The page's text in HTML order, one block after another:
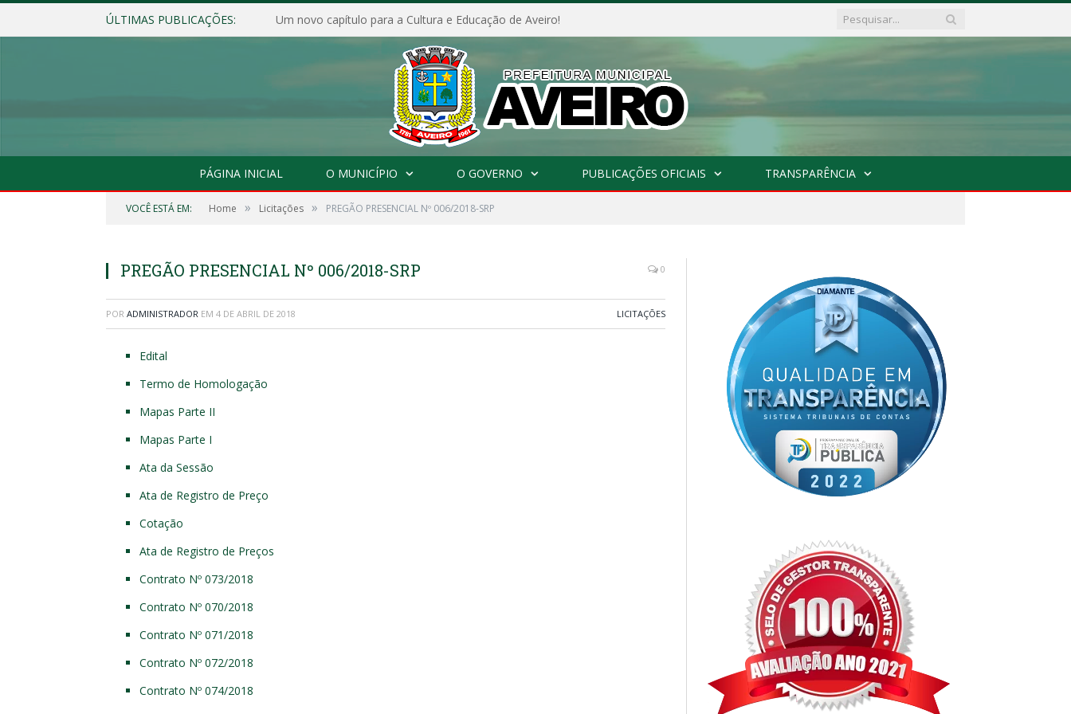
ÚLTIMAS PUBLICAÇÕES: Um novo capítulo para a Cultura e Educação de Aveiro!
PÁGINA INICIAL O MUNICÍPIO O GOVERNO PUBLICAÇÕES OFICIAIS TRANSPARÊNCIA
VOCÊ ESTÁ EM: Home » Licitações » PREGÃO PRESENCIAL Nº 006/2018-SRP
PREGÃO PRESENCIAL Nº 006/2018-SRP 0
POR ADMINISTRADOR EM 4 DE ABRIL DE 2018 LICITAÇÕES
Edital
Termo de Homologação
Mapas Parte II
Mapas Parte I
Ata da Sessão
Ata de Registro de Preço
Cotação
Ata de Registro de Preços
Contrato Nº 073/2018
Contrato Nº 070/2018
Contrato Nº 071/2018
Contrato Nº 072/2018
Contrato Nº 074/2018